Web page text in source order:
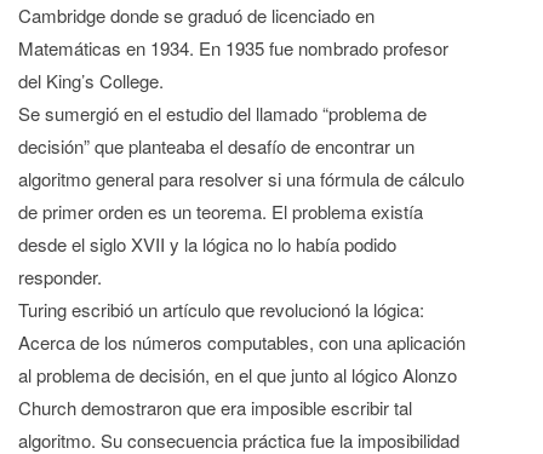
Cambridge donde se graduó de licenciado en
Matemáticas en 1934. En 1935 fue nombrado profesor
del King’s College.
Se sumergió en el estudio del llamado “problema de
decisión” que planteaba el desafío de encontrar un
algoritmo general para resolver si una fórmula de cálculo
de primer orden es un teorema. El problema existía
desde el siglo XVII y la lógica no lo había podido
responder.
Turing escribió un artículo que revolucionó la lógica:
Acerca de los números computables, con una aplicación
al problema de decisión, en el que junto al lógico Alonzo
Church demostraron que era imposible escribir tal
algoritmo. Su consecuencia práctica fue la imposibilidad